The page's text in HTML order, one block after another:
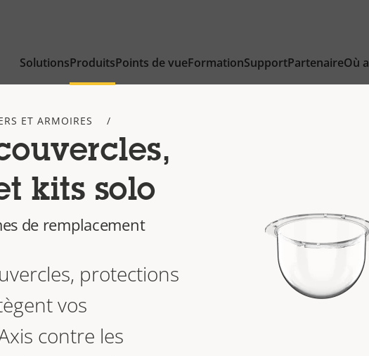
SolutionsProduitsPoints de vueFormationSupportPartenaireOù
ET ARMOIRES
kits solo
de remplacement
protections
vos
contre les